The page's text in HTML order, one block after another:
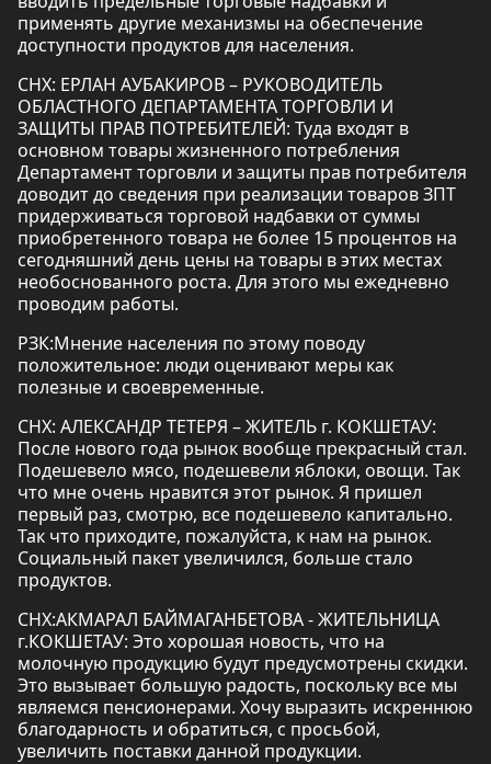
применять другие механизмы на обеспечение
доступности продуктов для населения.
СНХ: ЕРЛАН АУБАКИРОВ – РУКОВОДИТЕЛЬ
ОБЛАСТНОГО ДЕПАРТАМЕНТА ТОРГОВЛИ И
ЗАЩИТЫ ПРАВ ПОТРЕБИТЕЛЕЙ: Туда входят в
основном товары жизненного потребления
Департамент торговли и защиты прав потребителя
доводит до сведения при реализации товаров ЗПТ
придерживаться торговой надбавки от суммы
приобретенного товара не более 15 процентов на
сегодняшний день цены на товары в этих местах
необоснованного роста. Для этого мы ежедневно
проводим работы.
РЗК:Мнение населения по этому поводу
положительное: люди оценивают меры как
полезные и своевременные.
СНХ: АЛЕКСАНДР ТЕТЕРЯ – ЖИТЕЛЬ г. КОКШЕТАУ:
После нового года рынок вообще прекрасный стал.
Подешевело мясо, подешевели яблоки, овощи. Так
что мне очень нравится этот рынок. Я пришел
первый раз, смотрю, все подешевело капитально.
Так что приходите, пожалуйста, к нам на рынок.
Социальный пакет увеличился, больше стало
продуктов.
СНХ:АКМАРАЛ БАЙМАГАНБЕТОВА - ЖИТЕЛЬНИЦА
г.КОКШЕТАУ: Это хорошая новость, что на
молочную продукцию будут предусмотрены скидки.
Это вызывает большую радость, поскольку все мы
являемся пенсионерами. Хочу выразить искреннюю
благодарность и обратиться, с просьбой,
увеличить поставки данной продукции.